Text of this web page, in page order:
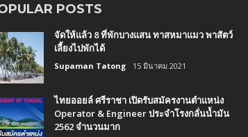
POSTS
จัดให้แล้ว 8 ที่พักบางแสน ทาสหมาแมว พาสัตว์
เลี้ยงไปพักได้
Supaman Tatong 15 มีนาคม 2021
ไทยออยล์ ศรีราชา เปิดรับสมัครงานตำแหน่ง
Operator & Engineer ประจำโรงกลั่นน้ำมัน
2562 จำนวนมาก